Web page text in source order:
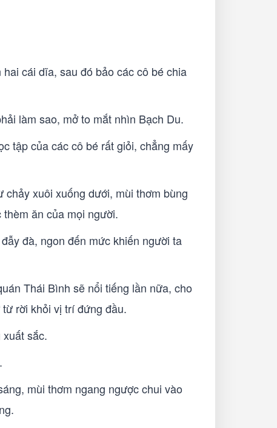
cái dĩa, sau đó bảo các cô bé chia
làm sao, mở to mắt nhìn Bạch Du.
tập của các cô bé rất giỏi, chẳng mấy
xuôi xuống dưới, mùi thơm bùng
ăn của mọi người.
đà, ngon đến mức khiến người ta
Thái Bình sẽ nổi tiếng lần nữa, cho
rời khỏi vị trí đứng đầu.
sắc.
mùi thơm ngang ngược chui vào